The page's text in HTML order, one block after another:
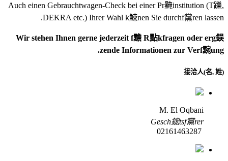
Auch einen Gebrauchtwagen-Check bei einer Pr黤institution (T躒,
DEKRA etc.) Ihrer Wahl k鰊nen Sie durchf黨ren lassen.
Wir stehen Ihnen gerne jederzeit f黵 R點kfragen oder erg鋘
zende Informationen zur Verf黦ung.
接洽人(名, 姓)
M. El Oqbani
Gesch鋐tsf黨rer